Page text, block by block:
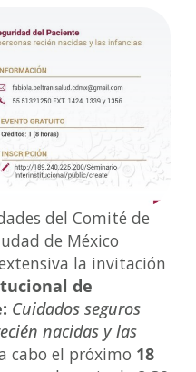
del Comité de
de México
extensiva la invitación
de
Cuidados seguros
nacidas y las
cabo el próximo 18